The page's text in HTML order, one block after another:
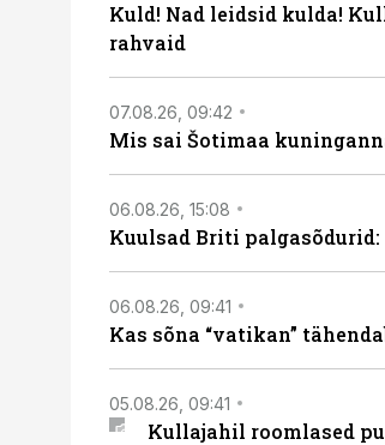
Kuld! Nad leidsid kulda!
rahvaid
07.08.26, 09:42
Mis sai Šotimaa
06.08.26, 15:08
Kuulsad Briti
06.08.26, 09:41
Kas sõna “vatikan”
05.08.26, 09:41
Kullajahil roomlased